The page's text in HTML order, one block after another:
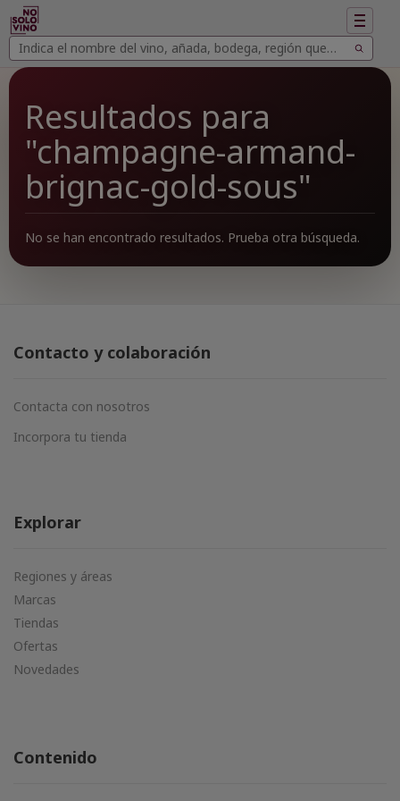
Buscar
vinos
Buscar
Mostrar
Resultados para
"champagne-armand-
brignac-gold-sous"
No se han encontrado resultados. Prueba otra búsqueda.
Contacto y colaboración
Contacta con nosotros
Incorpora tu tienda
Explorar
Regiones y áreas
Marcas
Tiendas
Ofertas
Novedades
Contenido